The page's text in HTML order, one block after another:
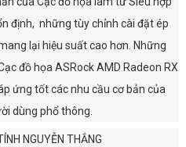
định, những tùy chỉnh cài đặt ép
lại hiệu suất cao hơn. Những
đồ họa ASRock AMD Radeon RX
ứng tốt các nhu cầu cơ bản của
dùng phổ thông.